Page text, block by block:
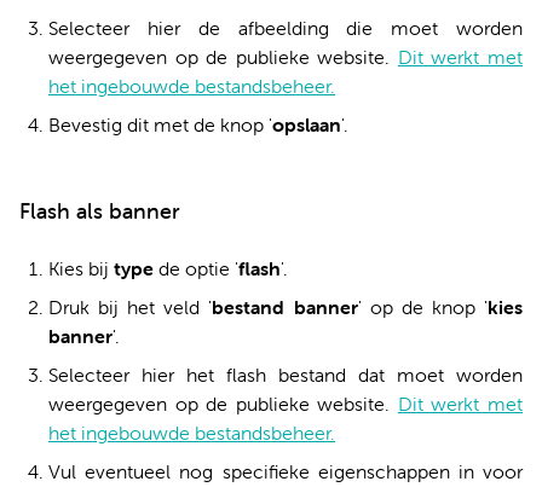
Selecteer hier de afbeelding die moet worden
weergegeven op de publieke website. Dit werkt met
het ingebouwde bestandsbeheer.
Bevestig dit met de knop 'opslaan'.
Flash als banner
Kies bij type de optie 'flash'.
Druk bij het veld 'bestand banner' op de knop 'kies
banner'.
Selecteer hier het flash bestand dat moet worden
weergegeven op de publieke website. Dit werkt met
het ingebouwde bestandsbeheer.
Vul eventueel nog specifieke eigenschappen in voor